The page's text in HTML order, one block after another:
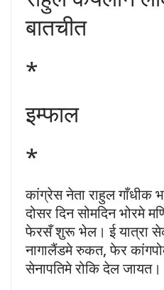
बातचीत
*
इम्फाल
*
कांग्रेस नेता राहुल गाँधीक
दोसर दिन सोमदिन भोरमे
फेरसँ शुरू भेल। ई यात्रा
नागालैंडमे रुकत, फेर
सेनापतिमे रोकि देल जायत।